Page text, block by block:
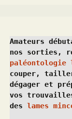
Amateurs
paléontologie
couper,
dégager et
vos
des lames